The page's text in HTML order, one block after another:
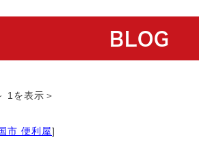
BLOG
1を表示＞
市 便利屋]